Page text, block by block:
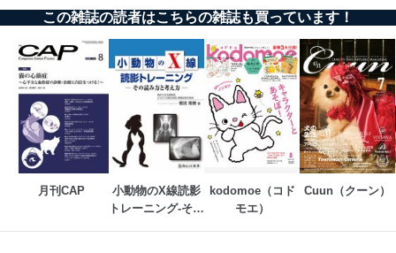
この雑誌の読者はこちらの雑誌も買っています！
月刊CAP
小動物のX線読影
トレーニング-その
kodomoe（コド
モエ）
Cuun（クーン）